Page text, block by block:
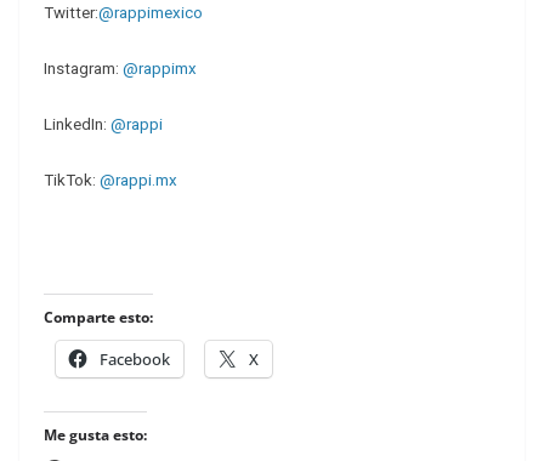
Twitter:@rappimexico
Instagram: @rappimx
LinkedIn: @rappi
TikTok: @rappi.mx
Comparte esto:
Facebook X
Me gusta esto: